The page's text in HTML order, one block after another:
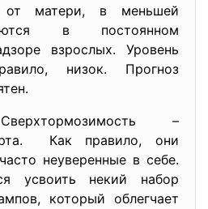
от матери, в меньшей
в постоянном
взрослых. Уровень
низок. Прогноз
–
Как правило, они
неуверенные в себе.
усвоить некий набор
который облегчает